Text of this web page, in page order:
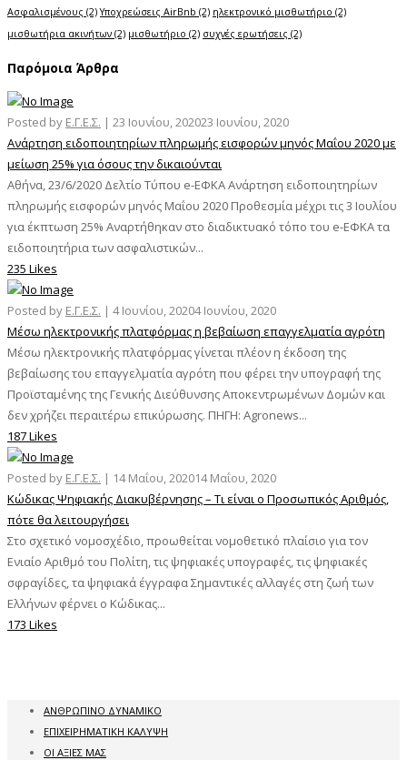
Ασφαλισμένους (2) Υποχρεώσεις AirBnb (2) ηλεκτρονικό μισθωτήριο (2)
μισθωτήρια ακινήτων (2) μισθωτήριο (2) συχνές ερωτήσεις (2)
Παρόμοια Άρθρα
Posted by Ε.Γ.Ε.Σ. | 23 Ιουνίου, 202023 Ιουνίου, 2020
Ανάρτηση ειδοποιητηρίων πληρωμής εισφορών μηνός Μαΐου 2020 με
μείωση 25% για όσους την δικαιούνται
Αθήνα, 23/6/2020 Δελτίο Τύπου e-ΕΦΚΑ Ανάρτηση ειδοποιητηρίων
πληρωμής εισφορών μηνός Μαΐου 2020 Προθεσμία μέχρι τις 3 Ιουλίου
για έκπτωση 25% Αναρτήθηκαν στο διαδικτυακό τόπο του e-ΕΦΚΑ τα
ειδοποιητήρια των ασφαλιστικών...
235 Likes
Posted by Ε.Γ.Ε.Σ. | 4 Ιουνίου, 20204 Ιουνίου, 2020
Μέσω ηλεκτρονικής πλατφόρμας η βεβαίωση επαγγελματία αγρότη
Μέσω ηλεκτρονικής πλατφόρμας γίνεται πλέον η έκδοση της
βεβαίωσης του επαγγελματία αγρότη που φέρει την υπογραφή της
Προϊσταμένης της Γενικής Διεύθυνσης Αποκεντρωμένων Δομών και
δεν χρήζει περαιτέρω επικύρωσης. ΠΗΓΗ: Agronews...
187 Likes
Posted by Ε.Γ.Ε.Σ. | 14 Μαΐου, 202014 Μαΐου, 2020
Κώδικας Ψηφιακής Διακυβέρνησης – Τι είναι ο Προσωπικός Αριθμός,
πότε θα λειτουργήσει
Στο σχετικό νομοσχέδιο, προωθείται νομοθετικό πλαίσιο για τον
Ενιαίο Αριθμό του Πολίτη, τις ψηφιακές υπογραφές, τις ψηφιακές
σφραγίδες, τα ψηφιακά έγγραφα Σημαντικές αλλαγές στη ζωή των
Ελλήνων φέρνει ο Κώδικας...
173 Likes
ΑΝΘΡΩΠΙΝΟ ΔΥΝΑΜΙΚΟ
ΕΠΙΧΕΙΡΗΜΑΤΙΚΗ ΚΑΛΥΨΗ
ΟΙ ΑΞΙΕΣ ΜΑΣ